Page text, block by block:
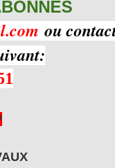
ou